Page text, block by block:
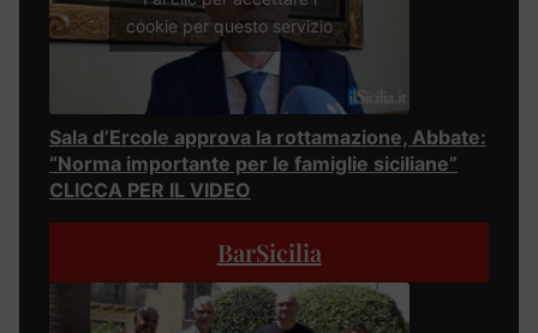
cookie per questo servizio
Sala d’Ercole approva la rottamazione, Abbate:
“Norma importante per le famiglie siciliane”
CLICCA PER IL VIDEO
BarSicilia